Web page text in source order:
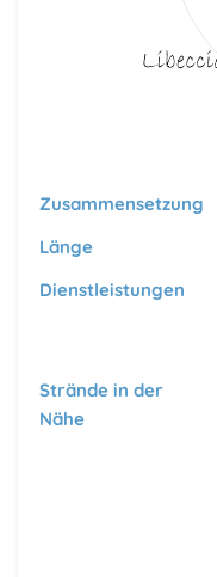
Zusammensetzung
Länge
Dienstleistungen
Strände in der
Nähe